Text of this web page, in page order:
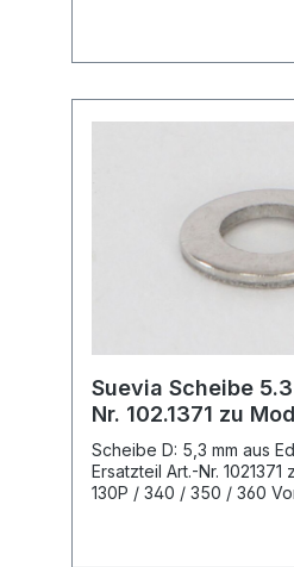
102.0405Hinweis:Der
Suevia Scheibe
Nr. 102.1371 zu
43/43A/130P/340/
Scheibe D: 5,3 mm aus
Ersatzteil Art.-Nr.
130P / 340 / 350 / 360